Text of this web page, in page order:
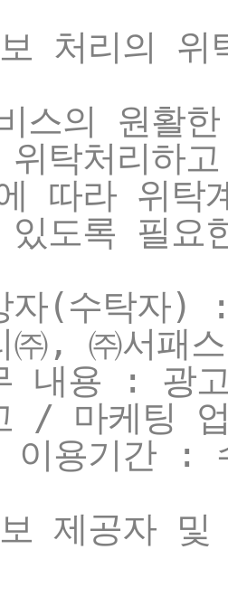
처리의 위
스의 원활
탁처리하
따라 위탁
도록 필요
자(수탁자)
㈜, ㈜서패
내용 : 광
/ 마케팅 업
용기간 :
제공자 및